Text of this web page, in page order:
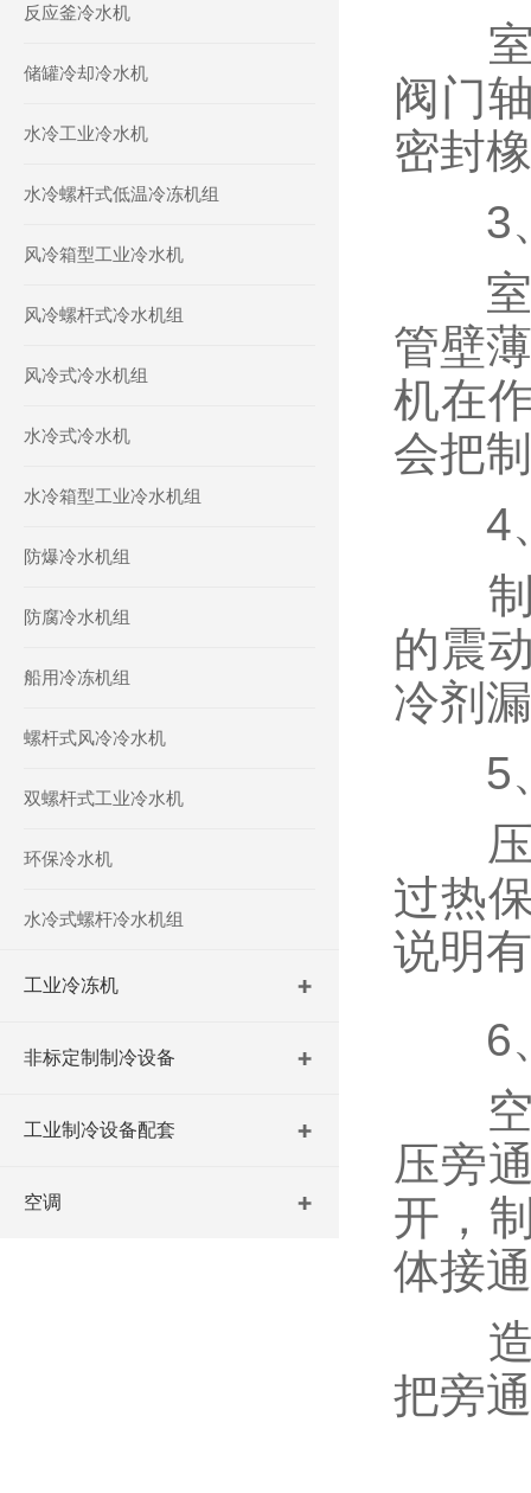
反应釜冷水机
储罐冷却冷水机
水冷工业冷水机
水冷螺杆式低温冷冻机组
风冷箱型工业冷水机
风冷螺杆式冷水机组
风冷式冷水机组
水冷式冷水机
水冷箱型工业冷水机组
防爆冷水机组
防腐冷水机组
船用冷冻机组
螺杆式风冷冷水机
双螺杆式工业冷水机
环保冷水机
水冷式螺杆冷水机组
工业冷冻机
非标定制制冷设备
工业制冷设备配套
空调
室
阀门
密封
3、
室外
管壁
机在
会把
4、
制
的震
冷剂
5、
压缩
过热
说明
6、
空调
压旁
开，
体接
造
把旁